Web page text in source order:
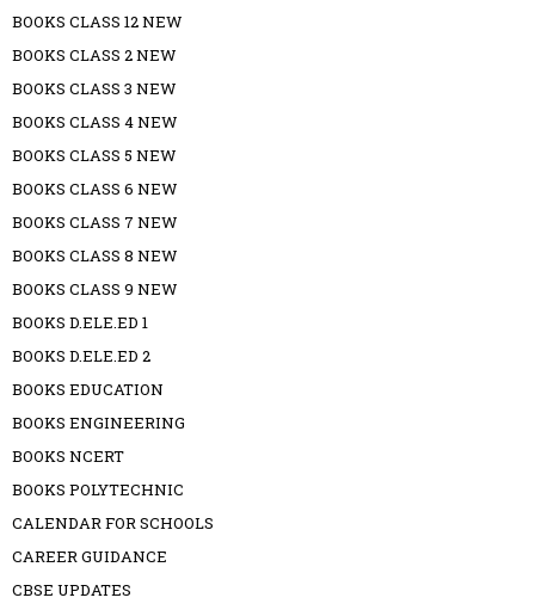
BOOKS CLASS 12 NEW
BOOKS CLASS 2 NEW
BOOKS CLASS 3 NEW
BOOKS CLASS 4 NEW
BOOKS CLASS 5 NEW
BOOKS CLASS 6 NEW
BOOKS CLASS 7 NEW
BOOKS CLASS 8 NEW
BOOKS CLASS 9 NEW
BOOKS D.ELE.ED 1
BOOKS D.ELE.ED 2
BOOKS EDUCATION
BOOKS ENGINEERING
BOOKS NCERT
BOOKS POLYTECHNIC
CALENDAR FOR SCHOOLS
CAREER GUIDANCE
CBSE UPDATES